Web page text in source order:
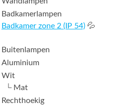
Badkamerlampen
Badkamer zone 2 (IP 54) 💦
Buitenlampen
Aluminium
Wit
└ Mat
Rechthoekig